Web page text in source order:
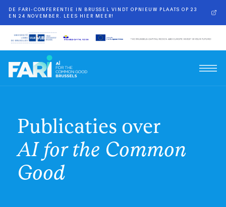
DE FARI-CONFERENTIE IN BRUSSEL VINDT OPNIEUW PLAATS OP 23
EN 24 NOVEMBER. LEES HIER MEER!
Publicaties over
AI for the Common
Good